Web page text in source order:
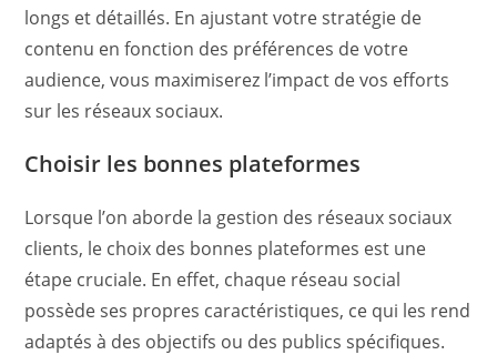
longs et détaillés. En ajustant votre stratégie de
contenu en fonction des préférences de votre
audience, vous maximiserez l’impact de vos efforts
sur les réseaux sociaux.
Choisir les bonnes plateformes
Lorsque l’on aborde la gestion des réseaux sociaux
clients, le choix des bonnes plateformes est une
étape cruciale. En effet, chaque réseau social
possède ses propres caractéristiques, ce qui les rend
adaptés à des objectifs ou des publics spécifiques.